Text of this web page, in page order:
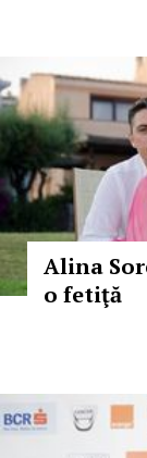
Alina
o fetiţă